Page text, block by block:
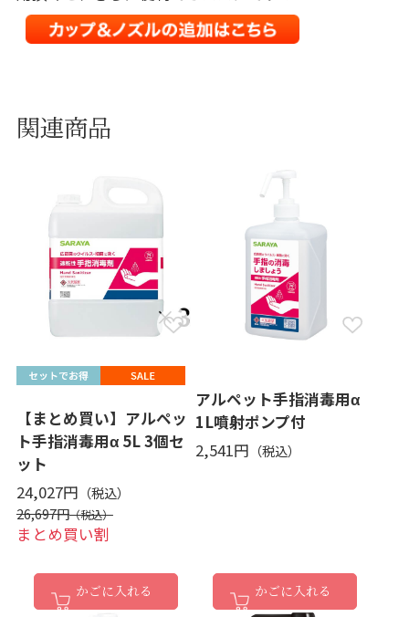
関連商品
【まとめ買い】アルペッ
ト手指消毒用α 5L 3個セ
ット
24,027円
26,697円
まとめ買い割
かごに入れる
アルペット手指消毒用α
1L噴射ポンプ付
2,541円
かごに入れる